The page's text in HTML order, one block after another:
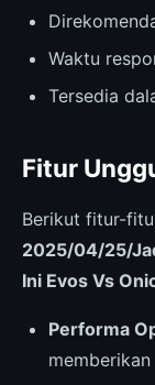
Waktu
Tersedia
Fitur
Berikut fitur-
2025/04/25/
Ini Evos Vs
Performa